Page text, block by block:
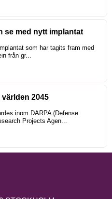
se med nytt implantat
som har tagits fram med
från gr...
världen 2045
inom DARPA (Defense
Projects Agen...